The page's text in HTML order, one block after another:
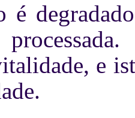
é
e